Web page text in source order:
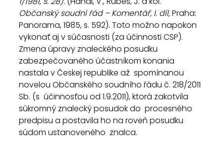
Občanský soudní řád – Komentář, I. díl, Praha:
Panorama, 1985, s. 592). Toto možno napokon
vykonať aj v súčasnosti (za účinnosti CSP).
Zmena úpravy znaleckého posudku
zabezpečovaného účastníkom konania
nastala v Českej republike až  spomínanou
novelou Občanského soudního řádu č. 218/2011
Sb. (s  účinnosťou od 1.9.2011), ktorá zakotvila
súkromný znalecký posudok do  procesného
predpisu a postavila ho na roveň posudku
súdom ustanoveného  znalca.